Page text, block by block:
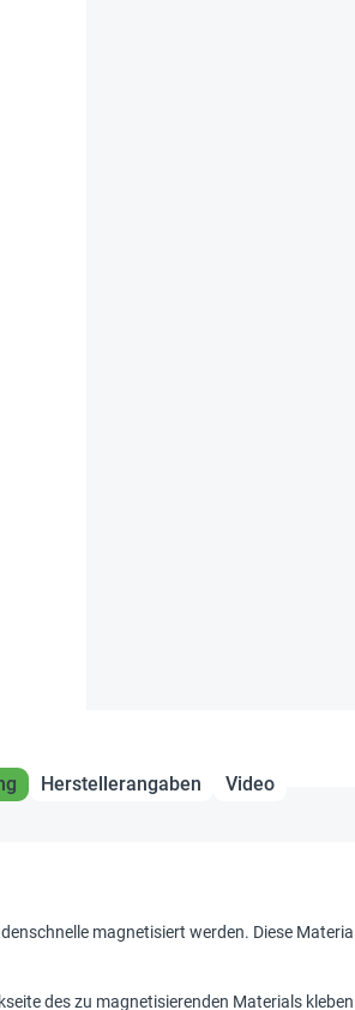
Herstellerangaben Video
magnetisiert werden. Diese
des zu magnetisierenden Materials